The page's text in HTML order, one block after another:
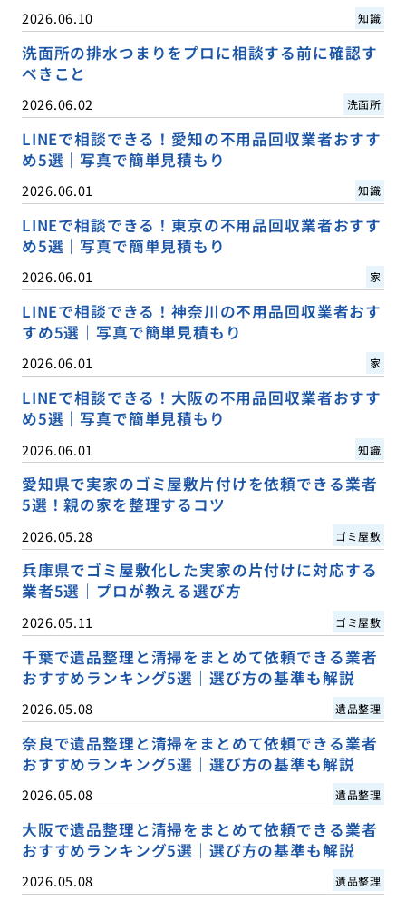
2026.06.10 知識
洗面所の排水つまりをプロに相談する前に確認す
べきこと
2026.06.02 洗面所
LINEで相談できる！愛知の不用品回収業者おすす
め5選｜写真で簡単見積もり
2026.06.01 知識
LINEで相談できる！東京の不用品回収業者おすす
め5選｜写真で簡単見積もり
2026.06.01 家
LINEで相談できる！神奈川の不用品回収業者おす
すめ5選｜写真で簡単見積もり
2026.06.01 家
LINEで相談できる！大阪の不用品回収業者おすす
め5選｜写真で簡単見積もり
2026.06.01 知識
愛知県で実家のゴミ屋敷片付けを依頼できる業者
5選！親の家を整理するコツ
2026.05.28 ゴミ屋敷
兵庫県でゴミ屋敷化した実家の片付けに対応する
業者5選｜プロが教える選び方
2026.05.11 ゴミ屋敷
千葉で遺品整理と清掃をまとめて依頼できる業者
おすすめランキング5選｜選び方の基準も解説
2026.05.08 遺品整理
奈良で遺品整理と清掃をまとめて依頼できる業者
おすすめランキング5選｜選び方の基準も解説
2026.05.08 遺品整理
大阪で遺品整理と清掃をまとめて依頼できる業者
おすすめランキング5選｜選び方の基準も解説
2026.05.08 遺品整理